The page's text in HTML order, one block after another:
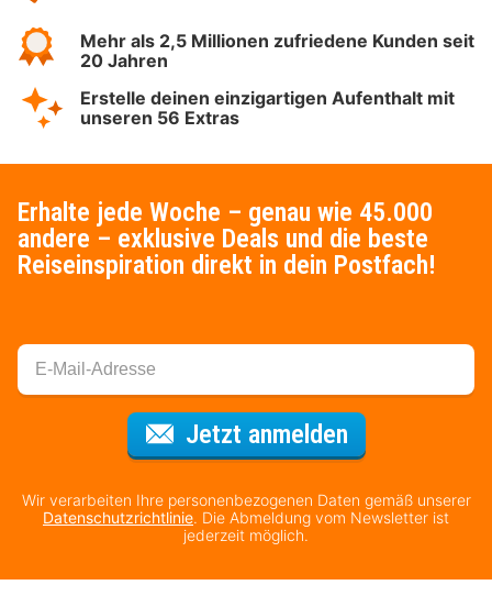
Mehr als 2,5 Millionen zufriedene Kunden seit
20 Jahren
Erstelle deinen einzigartigen Aufenthalt mit
unseren 56 Extras
Erhalte jede Woche – genau wie 45.000
andere – exklusive Deals und die beste
Reiseinspiration direkt in dein Postfach!
Jetzt anmeldenFür den
Wir verarbeiten Ihre personenbezogenen Daten gemäß unserer
Datenschutzrichtlinie. Die Abmeldung vom Newsletter ist
jederzeit möglich.